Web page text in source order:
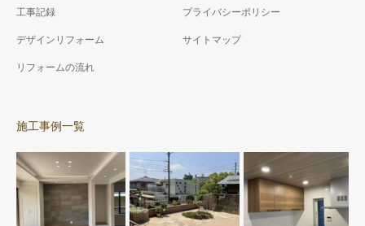
工事記録
デザインリフォーム
リフォームの流れ
プライバシーポリシー
サイトマップ
施工事例一覧